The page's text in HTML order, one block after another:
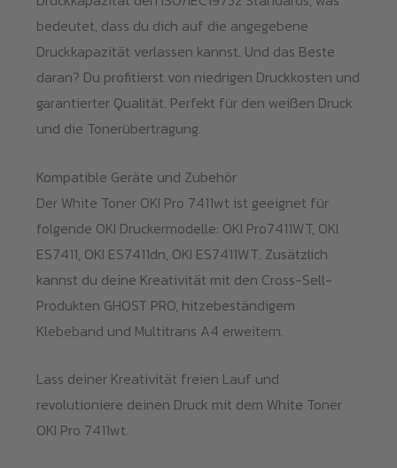
bedeutet, dass du dich auf die angegebene
Druckkapazität verlassen kannst. Und das Beste
daran? Du profitierst von niedrigen Druckkosten und
garantierter Qualität. Perfekt für den weißen Druck
und die Tonerübertragung.
Kompatible Geräte und Zubehör
Der White Toner OKI Pro 7411wt ist geeignet für
folgende OKI Druckermodelle: OKI Pro7411WT, OKI
ES7411, OKI ES7411dn, OKI ES7411WT. Zusätzlich
kannst du deine Kreativität mit den Cross-Sell-
Produkten GHOST PRO, hitzebeständigem
Klebeband und Multitrans A4 erweitern.
Lass deiner Kreativität freien Lauf und
revolutioniere deinen Druck mit dem White Toner
OKI Pro 7411wt.